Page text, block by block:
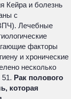
Кейра и болезнь
с
Лечебные
факторы
и хронические
несколько
Рак полового
которая